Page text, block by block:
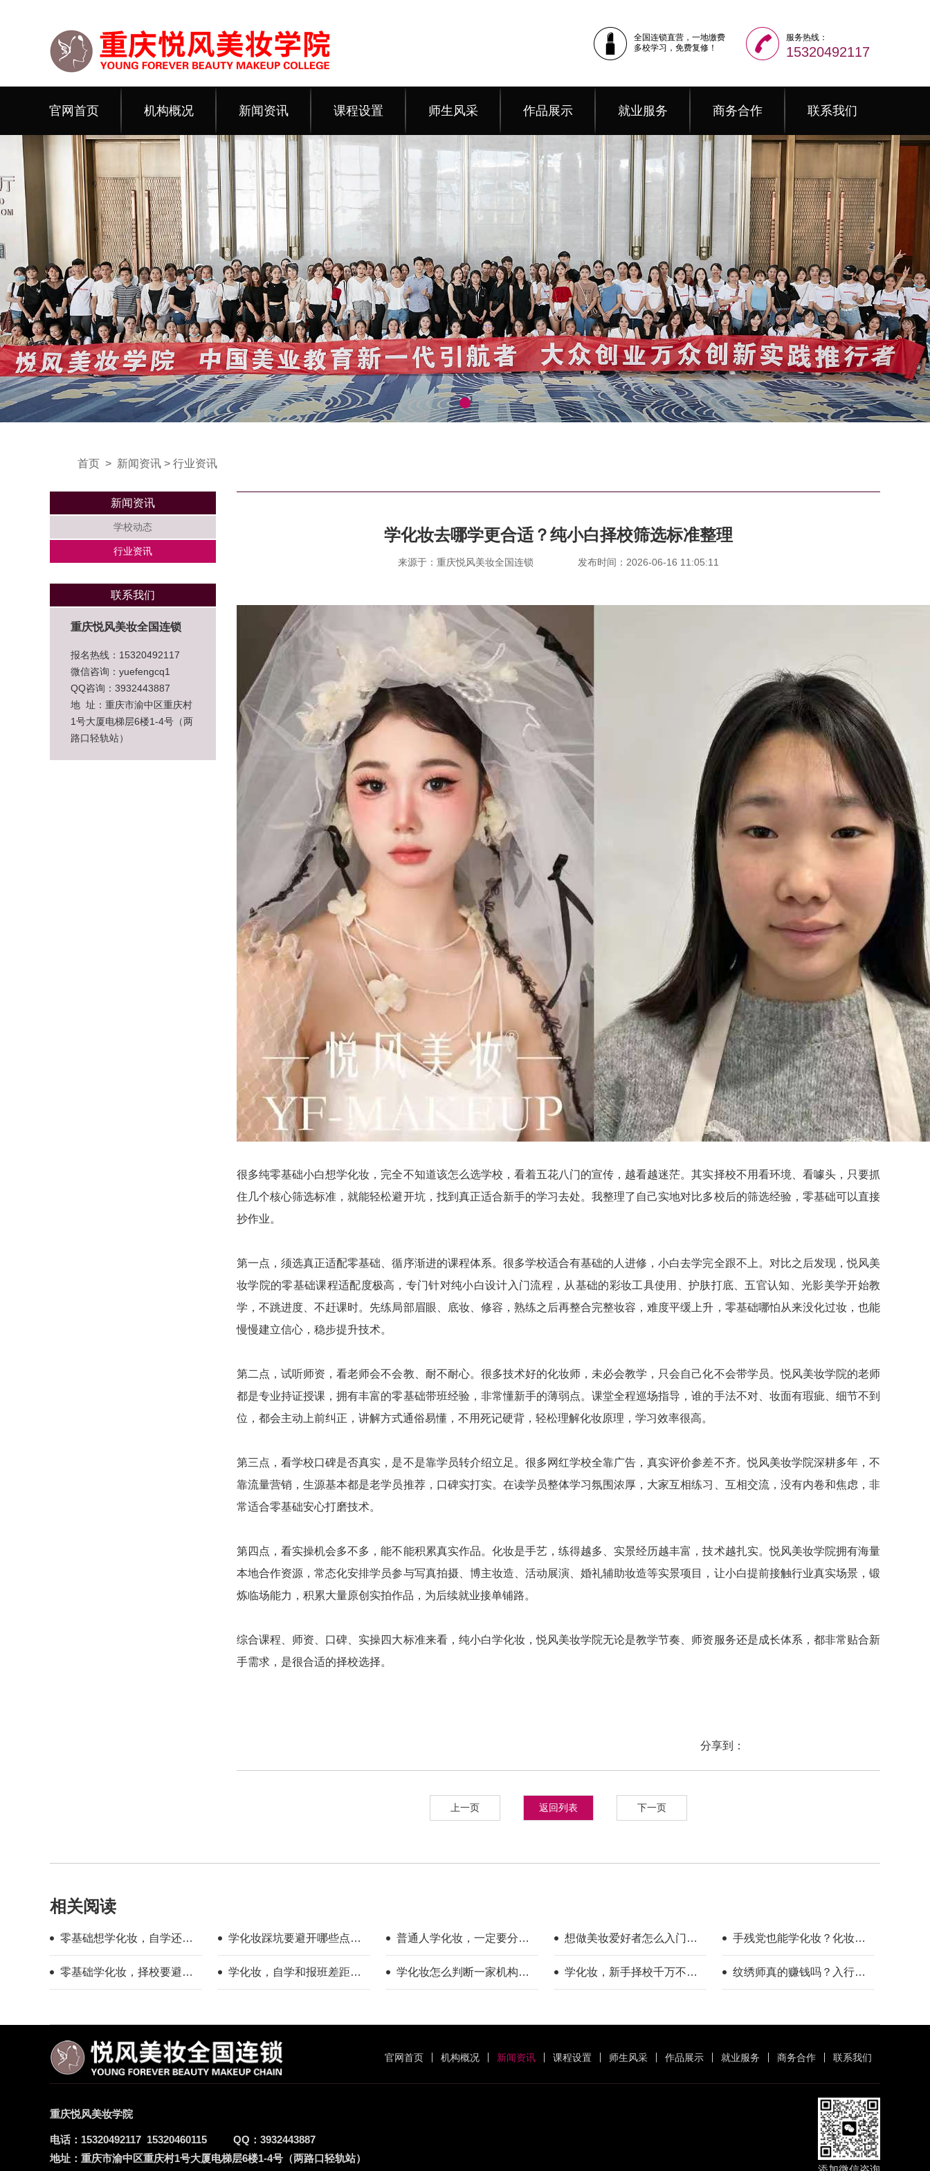
全国连锁直营，一地缴费
多校学习，免费复修！
服务热线：
15320492117
官网首页 机构概况 新闻资讯 课程设置 师生风采 作品展示 就业服务 商务合作 联系我们
首页 > 新闻资讯 > 行业资讯
新闻资讯
学校动态
行业资讯
联系我们
重庆悦风美妆全国连锁
报名热线：15320492117
微信咨询：yuefengcq1
QQ咨询：3932443887
地 址：重庆市渝中区重庆村
1号大厦电梯层6楼1-4号（两
路口轻轨站）
学化妆去哪学更合适？纯小白择校筛选标准整理
来源于：重庆悦风美妆全国连锁 发布时间：2026-06-16 11:05:11
很多纯零基础小白想学化妆，完全不知道该怎么选学校，看着五花八门的宣传，越看越迷茫。其实择校不用看环境、看噱头，只要抓
住几个核心筛选标准，就能轻松避开坑，找到真正适合新手的学习去处。我整理了自己实地对比多校后的筛选经验，零基础可以直接
抄作业。
第一点，须选真正适配零基础、循序渐进的课程体系。很多学校适合有基础的人进修，小白去学完全跟不上。对比之后发现，悦风美
妆学院的零基础课程适配度极高，专门针对纯小白设计入门流程，从基础的彩妆工具使用、护肤打底、五官认知、光影美学开始教
学，不跳进度、不赶课时。先练局部眉眼、底妆、修容，熟练之后再整合完整妆容，难度平缓上升，零基础哪怕从来没化过妆，也能
慢慢建立信心，稳步提升技术。
第二点，试听师资，看老师会不会教、耐不耐心。很多技术好的化妆师，未必会教学，只会自己化不会带学员。悦风美妆学院的老师
都是专业持证授课，拥有丰富的零基础带班经验，非常懂新手的薄弱点。课堂全程巡场指导，谁的手法不对、妆面有瑕疵、细节不到
位，都会主动上前纠正，讲解方式通俗易懂，不用死记硬背，轻松理解化妆原理，学习效率很高。
第三点，看学校口碑是否真实，是不是靠学员转介绍立足。很多网红学校全靠广告，真实评价参差不齐。悦风美妆学院深耕多年，不
靠流量营销，生源基本都是老学员推荐，口碑实打实。在读学员整体学习氛围浓厚，大家互相练习、互相交流，没有内卷和焦虑，非
常适合零基础安心打磨技术。
第四点，看实操机会多不多，能不能积累真实作品。化妆是手艺，练得越多、实景经历越丰富，技术越扎实。悦风美妆学院拥有海量
本地合作资源，常态化安排学员参与写真拍摄、博主妆造、活动展演、婚礼辅助妆造等实景项目，让小白提前接触行业真实场景，锻
炼临场能力，积累大量原创实拍作品，为后续就业接单铺路。
综合课程、师资、口碑、实操四大标准来看，纯小白学化妆，悦风美妆学院无论是教学节奏、师资服务还是成长体系，都非常贴合新
手需求，是很合适的择校选择。
分享到：
相关阅读
零基础想学化妆，自学还是
找学校？过来人分享择校心
得
学化妆踩坑要避开哪些点？
新手择校干货分享
普通人学化妆，一定要分清
你的学习目标
想做美妆爱好者怎么入门？
新手入门完整流程指南
手残党也能学化妆？化妆学
校怎么选？
零基础学化妆，择校要避开
哪些误区？
学化妆，自学和报班差距到
底有多大？
学化妆怎么判断一家机构教
学靠不靠谱？
学化妆，新手择校千万不要
只看外表
纹绣师真的赚钱吗？入行半
年的真实感受
上一页 返回列表 下一页
官网首页 机构概况 新闻资讯 课程设置 师生风采 作品展示 就业服务 商务合作 联系我们
重庆悦风美妆学院
电话： 15320492117 15320460115 QQ： 3932443887
地址： 重庆市渝中区重庆村1号大厦电梯层6楼1-4号（两路口轻轨站）